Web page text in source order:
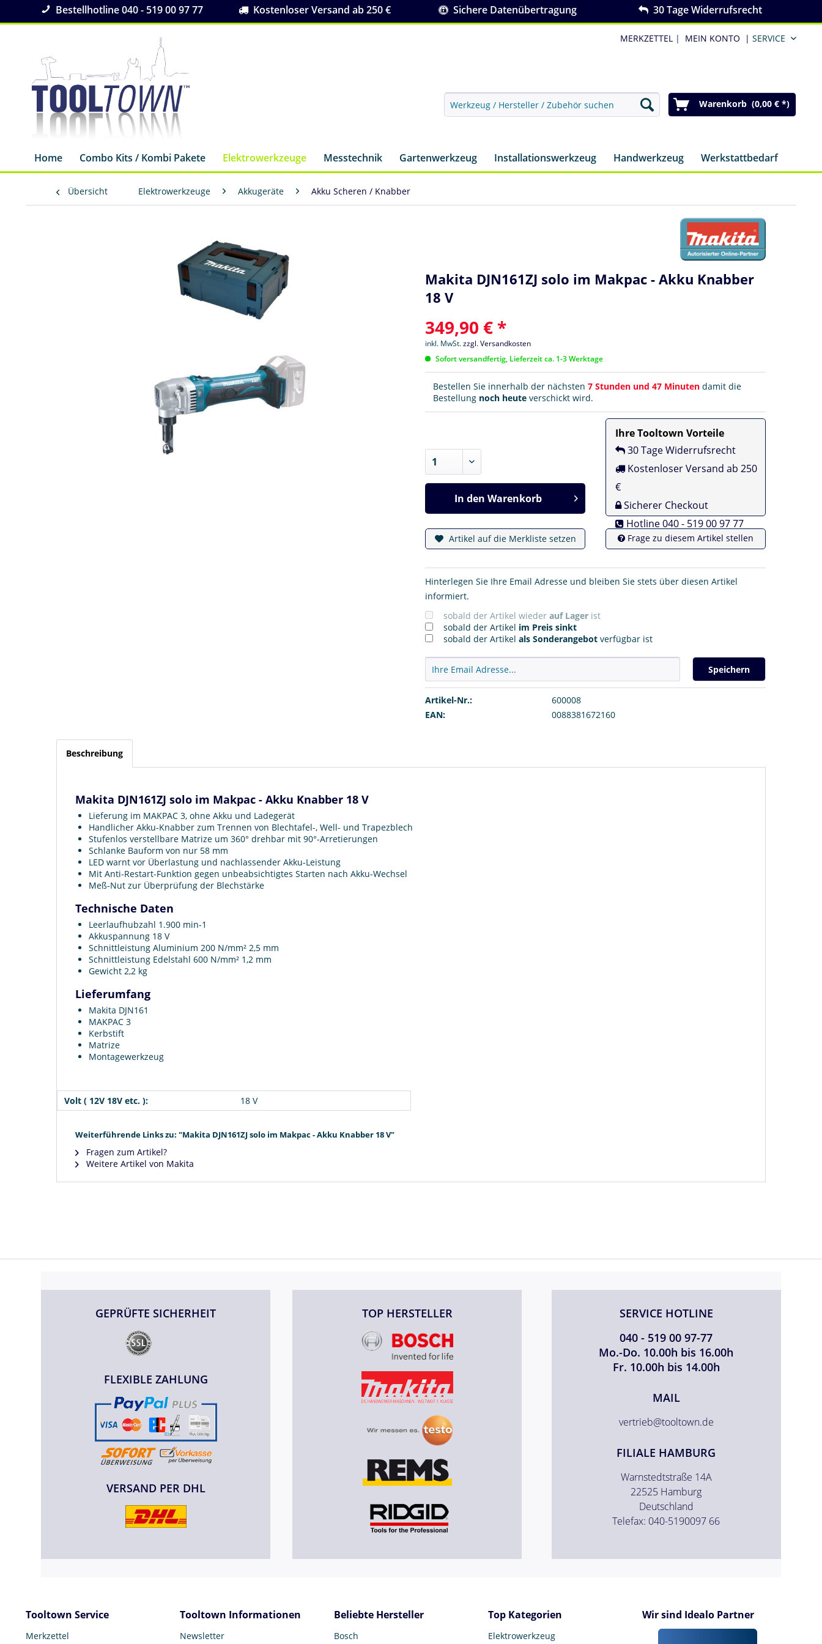
Bestellhotline 040 - 519 00 97 77 Kostenloser Versand ab 250 € Sichere Datenübertragung 30 Tage Widerrufsrecht
MERKZETTEL | MEIN KONTO | SERVICE
Warenkorb (0,00 € *)
Home Combo Kits / Kombi Pakete Elektrowerkzeuge Messtechnik Gartenwerkzeug Installationswerkzeug Handwerkzeug Werkstattbedarf
Übersicht Elektrowerkzeuge Akkugeräte Akku Scheren / Knabber
Makita DJN161ZJ solo im Makpac - Akku Knabber
18 V
349,90 € *
inkl. MwSt.zzgl. Versandkosten
Sofort versandfertig, Lieferzeit ca. 1-3 Werktage
Bestellen Sie innerhalb der nächsten7 Stunden und 47 Minutendamit die
Bestellung noch heute verschickt wird.
In den Warenkorb
Ihre Tooltown Vorteile
30 Tage Widerrufsrecht
Kostenloser Versand ab 250
€
Sicherer Checkout
Hotline 040 - 519 00 97 77
Artikel auf die Merkliste setzen Frage zu diesem Artikel stellen
Hinterlegen Sie Ihre Email Adresse und bleiben Sie stets über diesen Artikel
informiert.
sobald der Artikel wiederauf Lager ist
sobald der Artikel im Preis sinkt
sobald der Artikelals Sonderangebot verfügbar ist
Speichern
Artikel-Nr.:
600008
EAN:
0088381672160
Beschreibung
Makita DJN161ZJ solo im Makpac - Akku Knabber 18 V
Lieferung im MAKPAC 3, ohne Akku und Ladegerät
Handlicher Akku-Knabber zum Trennen von Blechtafel-, Well- und Trapezblech
Stufenlos verstellbare Matrize um 360° drehbar mit 90°-Arretierungen
Schlanke Bauform von nur 58 mm
LED warnt vor Überlastung und nachlassender Akku-Leistung
Mit Anti-Restart-Funktion gegen unbeabsichtigtes Starten nach Akku-Wechsel
Meß-Nut zur Überprüfung der Blechstärke
Technische Daten
Leerlaufhubzahl 1.900 min-1
Akkuspannung 18 V
Schnittleistung Aluminium 200 N/mm² 2,5 mm
Schnittleistung Edelstahl 600 N/mm² 1,2 mm
Gewicht 2,2 kg
Lieferumfang
Makita DJN161
MAKPAC 3
Kerbstift
Matrize
Montagewerkzeug
Volt ( 12V 18V etc. ): 18 V
Weiterführende Links zu: "Makita DJN161ZJ solo im Makpac - Akku Knabber 18 V"
Fragen zum Artikel?
Weitere Artikel von Makita
GEPRÜFTE SICHERHEIT
FLEXIBLE ZAHLUNG
VERSAND PER DHL
TOP HERSTELLER
SERVICE HOTLINE
040 - 519 00 97-77
Mo.-Do. 10.00h bis 16.00h
Fr. 10.00h bis 14.00h
MAIL
vertrieb@tooltown.de
FILIALE HAMBURG
Warnstedtstraße 14A
22525 Hamburg
Deutschland
Telefax: 040-5190097 66
Tooltown Service
Merkzettel
Tooltown Informationen
Newsletter
Beliebte Hersteller
Bosch
Top Kategorien
Elektrowerkzeug
Wir sind Idealo Partner